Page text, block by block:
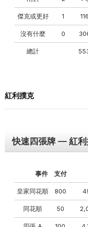
傑克或更好 1
沒有什麼 0
總計
紅利撲克
快速四張牌 — 紅
事件 支付
皇家同花順 800
同花順 50